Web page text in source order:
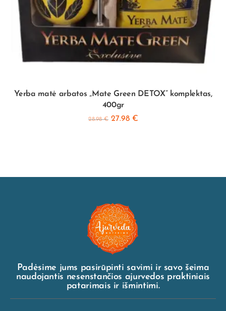
Yerba matė arbatos „Mate Green DETOX” komplektas,
400gr
28.98€ 27.98 €
Padėsime jums pasirūpinti savimi ir savo šeima
naudojantis nesenstančios ajurvedos praktiniais
patarimais ir išmintimi.